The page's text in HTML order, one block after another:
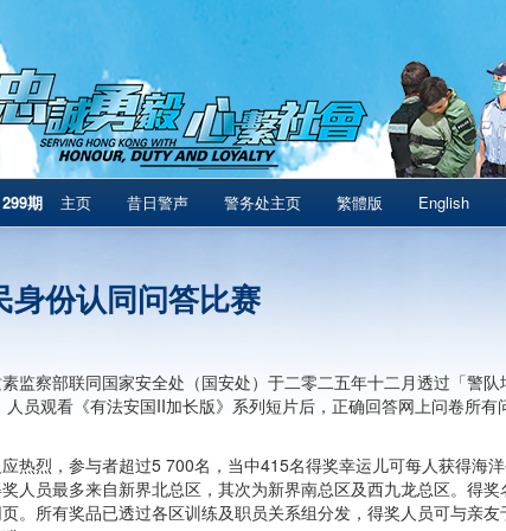
期 主页 昔日警声 警务处主页 繁體版 English
身份认同问答比赛
监察部联同国家安全处（国安处）于二零二五年十二月透过「警
人员观看《有法安国II加长版》系列短片后，正确回答网上问卷所有
热烈，参与者超过5 700名，当中415名得奖幸运儿可每人获得海
人员最多来自新界北总区，其次为新界南总区及西九龙总区。得
。所有奖品已透过各区训练及职员关系组分发，得奖人员可与亲